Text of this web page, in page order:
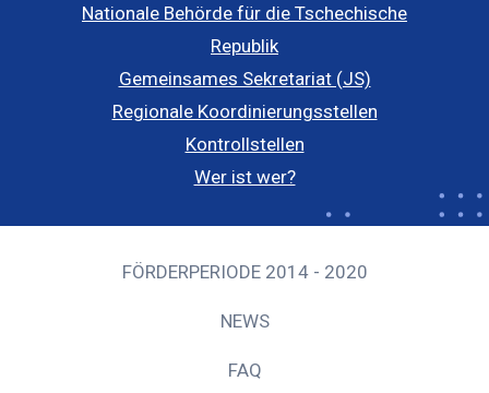
Nationale Behörde für die Tschechische
Republik
Gemeinsames Sekretariat (JS)
Regionale Koordinierungsstellen
Kontrollstellen
Wer ist wer?
FÖRDERPERIODE 2014 - 2020
NEWS
FAQ